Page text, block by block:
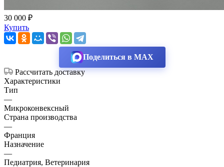
30 000 ₽
Купить
Поделиться в MAX
Рассчитать доставку
Характеристики
Тип
—
Микроконвексный
Страна производства
—
Франция
Назначение
—
Педиатрия, Ветеринария